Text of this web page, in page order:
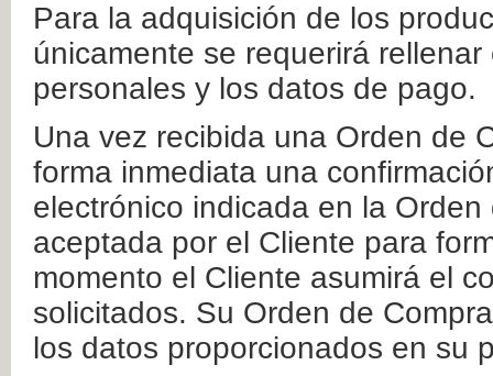
Para la adquisición de los
únicamente se requerirá
personales y los datos de pago.
Una vez recibida una Orden de
forma inmediata una
electrónico indicada en la
aceptada por el Cliente para
momento el Cliente asumirá el
solicitados. Su Orden de
los datos proporcionados en su